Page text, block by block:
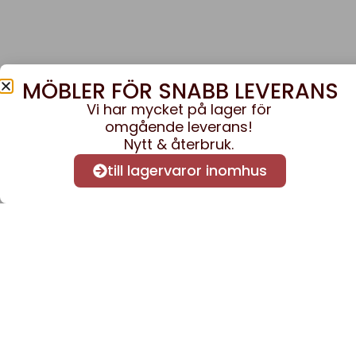
MÖBLER FÖR SNABB LEVERANS
Vi har mycket på lager för
omgående leverans!
Nytt & återbruk.
till lagervaror inomhus